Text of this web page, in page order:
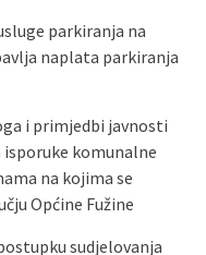
parkiranja na
naplata parkiranja
i primjedbi javnosti
komunalne
na kojima se
Općine Fužine
sudjelovanja